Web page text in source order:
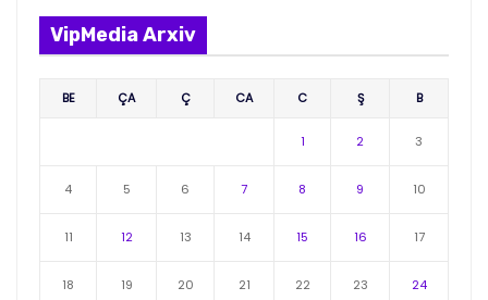
VipMedia Arxiv
BE ÇA Ç CA C Ş B
1 2 3
4 5 6 7 8 9 10
11 12 13 14 15 16 17
18 19 20 21 22 23 24